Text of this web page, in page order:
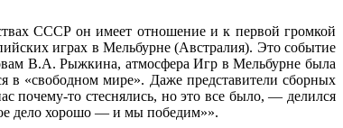
СССР он имеет отношение и к первой громкой
играх в Мельбурне (Австралия). Это событие
В.А. Рыжкина, атмосфера Игр в Мельбурне была
в «свободном мире». Даже представители сборных
почему-то стеснялись, но это все было, — делился
дело хорошо — и мы победим»».